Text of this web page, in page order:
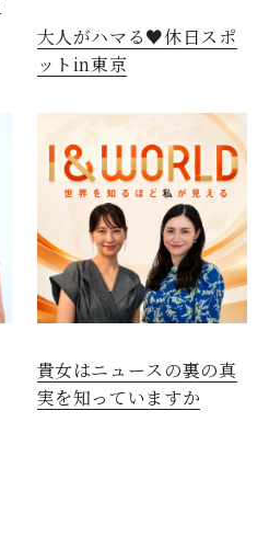
大人がハマる♥休日スポ
ットin東京
貴女はニュースの裏の真
実を知っていますか